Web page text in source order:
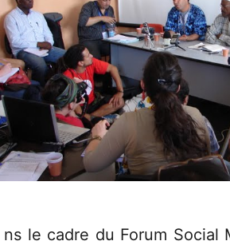
ns le cadre du Forum Social